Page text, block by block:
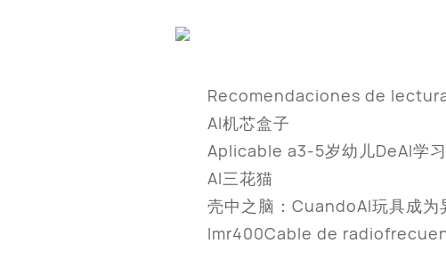
Recomendaciones de
AI机芯盒子
Aplicable a3-5岁幼儿DeAI学
AI三花猫
壳中之脑：CuandoAI玩具成为
lmr400Cable de